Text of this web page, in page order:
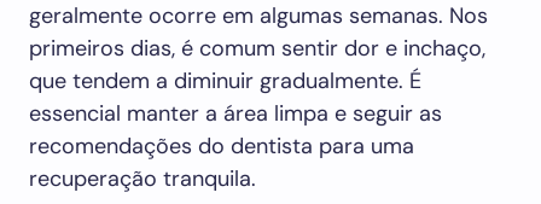
geralmente ocorre em algumas semanas. Nos
primeiros dias, é comum sentir dor e inchaço,
que tendem a diminuir gradualmente. É
essencial manter a área limpa e seguir as
recomendações do dentista para uma
recuperação tranquila.